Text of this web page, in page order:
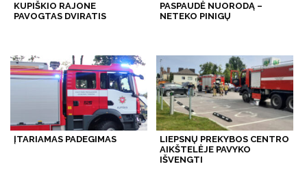
KUPIŠKIO RAJONE
PAVOGTAS DVIRATIS
PASPAUDĖ NUORODĄ –
NETEKO PINIGŲ
ĮTARIAMAS PADEGIMAS
LIEPSNŲ PREKYBOS CENTRO
AIKŠTELĖJE PAVYKO
IŠVENGTI